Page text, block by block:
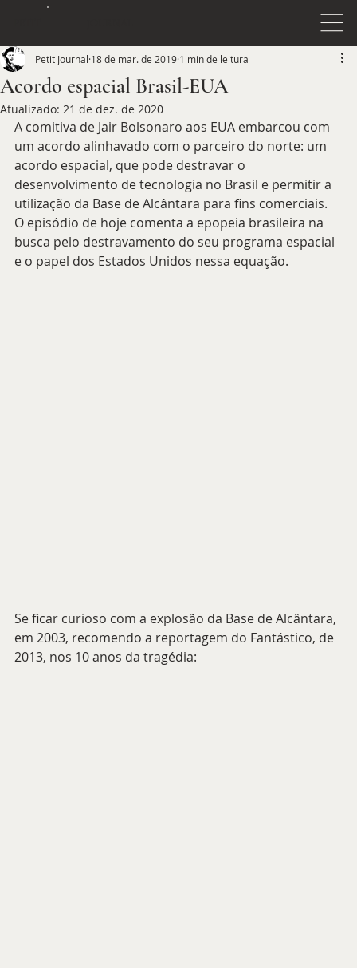
Acordo espacial Brasil-EUA
Petit Journal 18 de mar. de 2019 1 min de leitura
Atualizado: 21 de dez. de 2020
A comitiva de Jair Bolsonaro aos EUA embarcou com
um acordo alinhavado com o parceiro do norte: um
acordo espacial, que pode destravar o
desenvolvimento de tecnologia no Brasil e permitir a
utilização da Base de Alcântara para fins comerciais.
O episódio de hoje comenta a epopeia brasileira na
busca pelo destravamento do seu programa espacial
e o papel dos Estados Unidos nessa equação.
Se ficar curioso com a explosão da Base de Alcântara,
em 2003, recomendo a reportagem do Fantástico, de
2013, nos 10 anos da tragédia: